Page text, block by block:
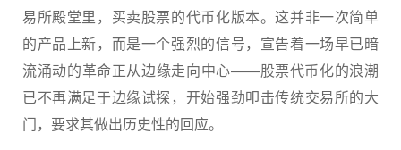
易所殿堂里，买卖股票的代币化版本。这并非一次简单
的产品上新，而是一个强烈的信号，宣告着一场早已暗
流涌动的革命正从边缘走向中心——股票代币化的浪潮
已不再满足于边缘试探，开始强劲叩击传统交易所的大
门，要求其做出历史性的回应。